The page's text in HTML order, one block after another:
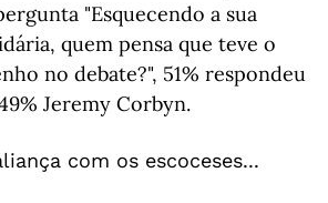
"Esquecendo a sua
quem pensa que teve o
no debate?", 51% respondeu
Jeremy Corbyn.
com os escoceses...